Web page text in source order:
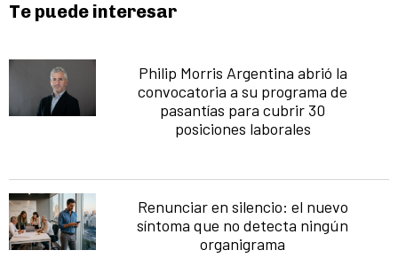
Te puede interesar
Philip Morris Argentina abrió la
convocatoria a su programa de
pasantías para cubrir 30
posiciones laborales
Renunciar en silencio: el nuevo
síntoma que no detecta ningún
organigrama